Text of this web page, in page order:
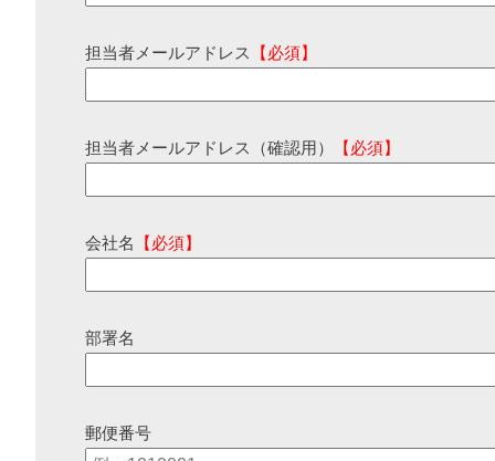
担当者メールアドレス 【必須】
担当者メールアドレス（確認用） 【必須】
会社名 【必須】
部署名
郵便番号